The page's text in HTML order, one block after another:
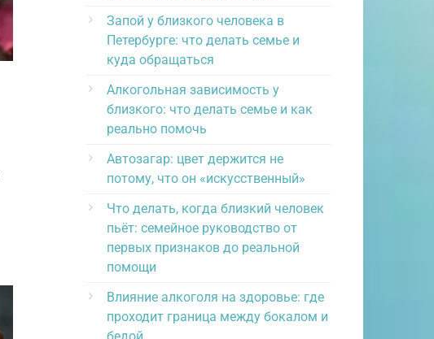
Запой у близкого человека в
Петербурге: что делать семье и
куда обращаться
Алкогольная зависимость у
близкого: что делать семье и как
реально помочь
Автозагар: цвет держится не
потому, что он «искусственный»
Что делать, когда близкий человек
пьёт: семейное руководство от
первых признаков до реальной
помощи
Влияние алкоголя на здоровье: где
проходит граница между бокалом и